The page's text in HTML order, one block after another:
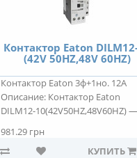
Контактор Eaton
(42V 50HZ,48V 60HZ)
Контактор Eaton 3ф+1но. 12А
Описание: Контактор Eaton
DILM12-10(42V50HZ,48V60HZ) —
981.29 грн
КУПИТЬ